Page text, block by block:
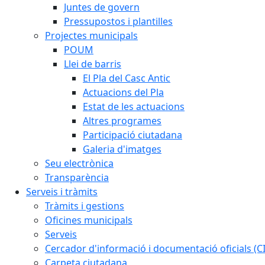
Juntes de govern
Pressupostos i plantilles
Projectes municipals
POUM
Llei de barris
El Pla del Casc Antic
Actuacions del Pla
Estat de les actuacions
Altres programes
Participació ciutadana
Galeria d'imatges
Seu electrònica
Transparència
Serveis i tràmits
Tràmits i gestions
Oficines municipals
Serveis
Cercador d'informació i documentació oficials